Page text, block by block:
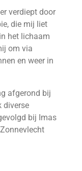
verdiept door
die mij liet
het lichaam
om via
en weer in
afgerond bij
diverse
bij Imas